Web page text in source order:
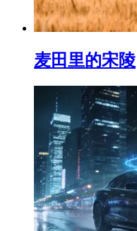
麦田里的宋陵